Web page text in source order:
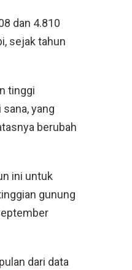
dan 4.810
sejak tahun
tinggi
sana, yang
berubah
ini untuk
gunung
dari data